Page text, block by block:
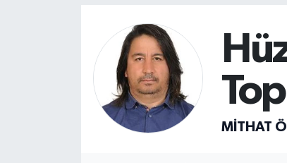
MITHAT
Kültür & Sanat
Süper Lig Puan Durumu ve Fikstür
Tüm Manşetler
Son Dakika Haberleri